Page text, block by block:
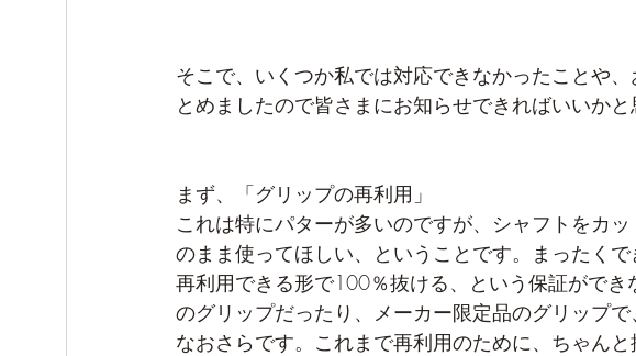
そこで、いくつか私では対応できなかったことや
とめましたので皆さまにお知らせできればいいかと
まず、「グリップの再利用」
これは特にパターが多いのですが、シャフトをカ
のまま使ってほしい、ということです。まったく
再利用できる形で100％抜ける、という保証がで
のグリップだったり、メーカー限定品のグリップ
なおさらです。これまで再利用のために、ちゃん